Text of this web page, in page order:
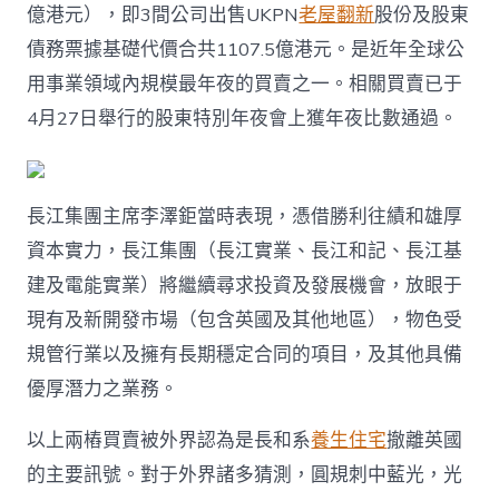
億港元），即3間公司出售UKPN老屋翻新股份及股東
債務票據基礎代價合共1107.5億港元。是近年全球公
用事業領域內規模最年夜的買賣之一。相關買賣已于
4月27日舉行的股東特別年夜會上獲年夜比數通過。
長江集團主席李澤鉅當時表現，憑借勝利往績和雄厚
資本實力，長江集團（長江實業、長江和記、長江基
建及電能實業）將繼續尋求投資及發展機會，放眼于
現有及新開發市場（包含英國及其他地區），物色受
規管行業以及擁有長期穩定合同的項目，及其他具備
優厚潛力之業務。
以上兩樁買賣被外界認為是長和系養生住宅撤離英國
的主要訊號。對于外界諸多猜測，圓規刺中藍光，光